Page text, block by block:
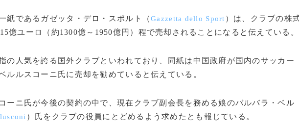
紙であるガゼッタ・デロ・スポルト（Gazzetta dello Sport ）は、クラブの株
億ユーロ（約1300億～1950億円）程で売却されることになると伝えている。
の人気を誇る国外クラブといわれており、同紙は中国政府が国内のサッカー
ルルスコーニ氏に売却を勧めていると伝えている。
ーニ氏が今後の契約の中で、現在クラブ副会長を務める娘のバルバラ・ベル
）氏をクラブの役員にとどめるよう求めたとも報じている。